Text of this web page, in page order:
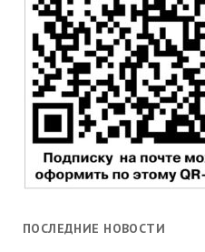
ПОСЛЕДНИЕ НОВОСТИ